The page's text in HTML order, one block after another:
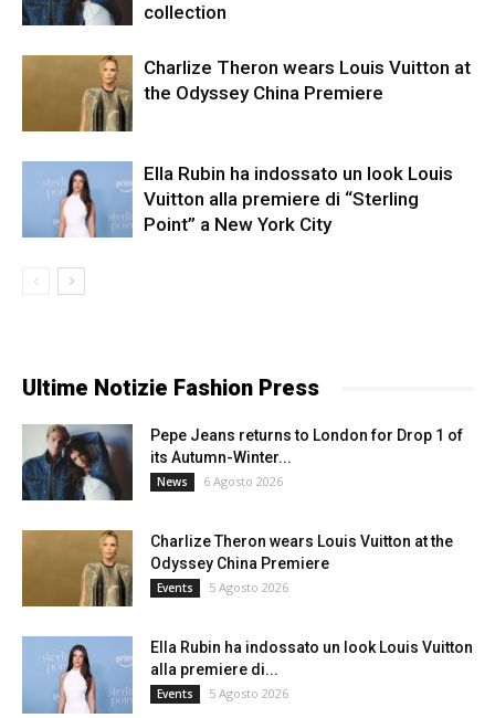
collection
Charlize Theron wears Louis Vuitton at
the Odyssey China Premiere
Ella Rubin ha indossato un look Louis
Vuitton alla premiere di “Sterling
Point” a New York City
Ultime Notizie Fashion Press
Pepe Jeans returns to London for Drop 1 of
its Autumn-Winter...
News 6 Agosto 2026
Charlize Theron wears Louis Vuitton at the
Odyssey China Premiere
Events 5 Agosto 2026
Ella Rubin ha indossato un look Louis Vuitton
alla premiere di...
Events 5 Agosto 2026